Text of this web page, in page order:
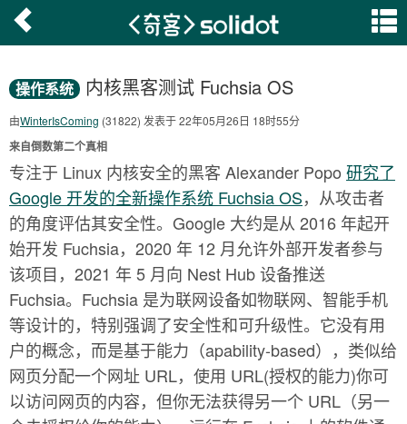
操作系统 内核黑客测试 Fuchsia OS
由WinterIsComing (31822) 发表于 22年05月26日 18时55分
来自倒数第二个真相
专注于 Linux 内核安全的黑客 Alexander Popo 研究了
Google 开发的全新操作系统 Fuchsia OS，从攻击者
的角度评估其安全性。Google 大约是从 2016 年起开
始开发 Fuchsia，2020 年 12 月允许外部开发者参与
该项目，2021 年 5 月向 Nest Hub 设备推送
Fuchsia。Fuchsia 是为联网设备如物联网、智能手机
等设计的，特别强调了安全性和可升级性。它没有用
户的概念，而是基于能力（apability-based），类似给
网页分配一个网址 URL，使用 URL(授权的能力)你可
以访问网页的内容，但你无法获得另一个 URL（另一